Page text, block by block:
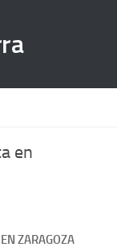
en
ZARAGOZA